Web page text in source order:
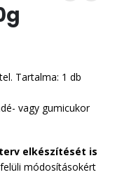
Tartalma: 1 db
vagy gumicukor
elkészítését is
módosításokért